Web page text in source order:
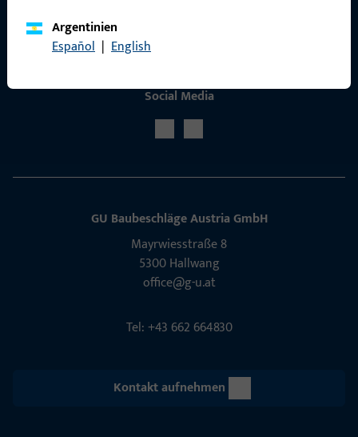
Argentinien
Español | English
Social Media
GU Baubeschläge Aus­tria GmbH
Mayrwies­straße 8
5300 Hall­wang
office@g-u.at
Tel: +43 662 664830
Kontakt aufnehmen